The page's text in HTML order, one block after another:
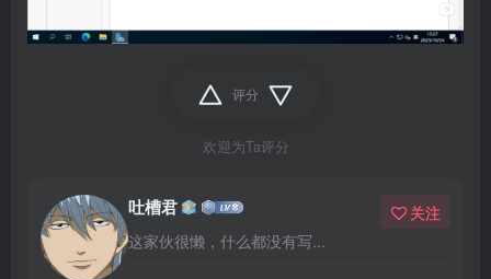
评分
欢迎为Ta评分
吐槽君
这家伙很懒，什么都没有写...
关注